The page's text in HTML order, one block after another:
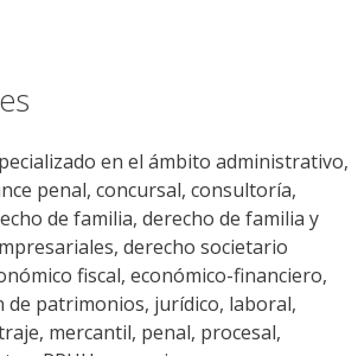
en el ámbito administrativo,
penal, concursal, consultoría,
de familia, derecho de familia y
derecho societario
fiscal, económico-financiero,
de patrimonios, jurídico, laboral,
mercantil, penal, procesal,